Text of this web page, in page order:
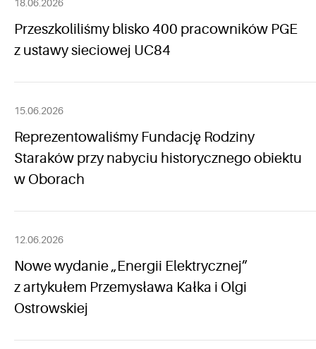
18.06.2026
Przeszkoliliśmy blisko 400 pracowników PGE
z ustawy sieciowej UC84
15.06.2026
Reprezentowaliśmy Fundację Rodziny
Staraków przy nabyciu historycznego obiektu
w Oborach
12.06.2026
Nowe wydanie „Energii Elektrycznej”
z artykułem Przemysława Kałka i Olgi
Ostrowskiej